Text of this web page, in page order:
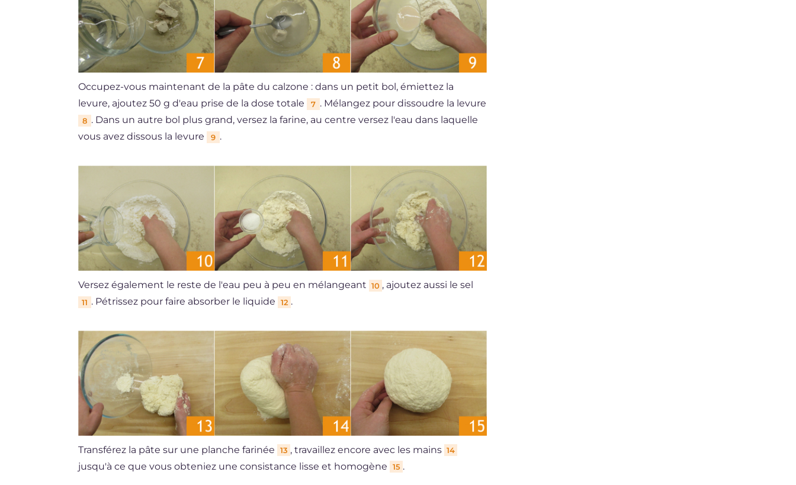
Occupez-vous maintenant de la pâte du calzone : dans un petit bol, émiettez la
levure, ajoutez 50 g d'eau prise de la dose totale
7 . Mélangez pour dissoudre la levure
8 . Dans un autre bol plus grand, versez la farine, au centre versez l'eau dans laquelle
vous avez dissous la levure
9 .
Versez également le reste de l'eau peu à peu en mélangeant 10 , ajoutez aussi le sel
11 . Pétrissez pour faire absorber le liquide 12 .
Transférez la pâte sur une planche farinée 13 , travaillez encore avec les mains 14
jusqu'à ce que vous obteniez une consistance lisse et homogène 15 .